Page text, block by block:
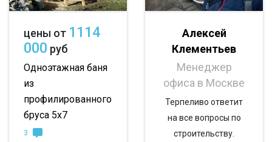
с беседкой с двумя входами
с навесом для авто
цены от 1114
000 руб
Одноэтажная баня
из
профилированного
бруса 5х7
3
Алексей
Клементьев
Менеджер
офиса в Москве
Терпеливо ответит
на все вопросы по
строительству.